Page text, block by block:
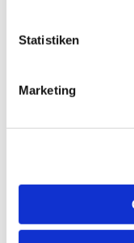
Statistiken
Marketing